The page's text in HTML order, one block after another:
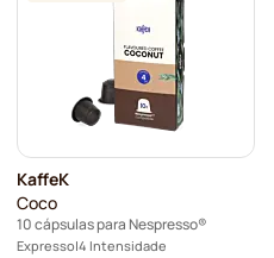
KaffeK
Coco
10 cápsulas para Nespresso®
Expresso 4 Intensidade